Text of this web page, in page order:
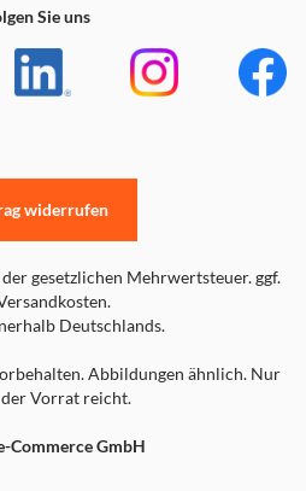
Sie uns
gesetzlichen Mehrwertsteuer. ggf.
Deutschlands.
Abbildungen ähnlich. Nur
der Vorrat reicht.
Commerce GmbH
widerrufen